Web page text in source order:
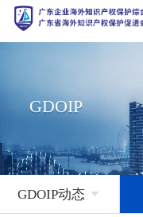
GDOIP
GDOIP动态 